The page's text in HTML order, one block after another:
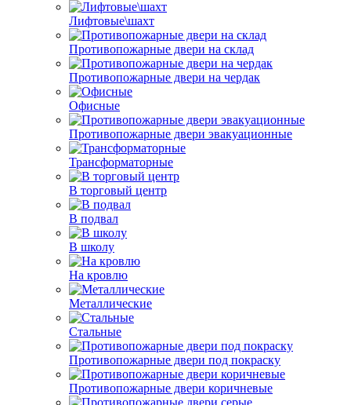
Лифтовые\шахт
Противопожарные двери на склад
Противопожарные двери на чердак
Офисные
Противопожарные двери эвакуационные
Трансформаторные
В торговый центр
В подвал
В школу
На кровлю
Металлические
Стальные
Противопожарные двери под покраску
Противопожарные двери коричневые